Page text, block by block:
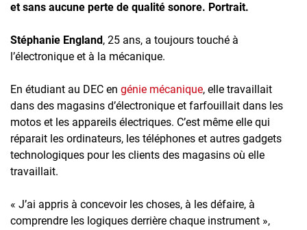
et sans aucune perte de qualité sonore. Portrait.
Stéphanie England , 25 ans, a toujours touché à
l’électronique et à la mécanique.
En étudiant au DEC en génie mécanique, elle travaillait
dans des magasins d’électronique et farfouillait dans les
motos et les appareils électriques. C’est même elle qui
réparait les ordinateurs, les téléphones et autres gadgets
technologiques pour les clients des magasins où elle
travaillait.
« J’ai appris à concevoir les choses, à les défaire, à
comprendre les logiques derrière chaque instrument »,